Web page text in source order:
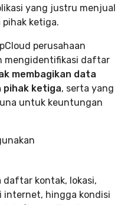
yang justru menjual
ketiga.
perusahaan
mengidentifikasi daftar
membagikan data
pihak ketiga, serta yang
untuk keuntungan
daftar kontak, lokasi,
internet, hingga kondisi